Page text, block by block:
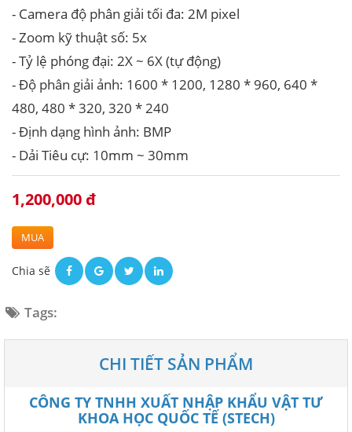
- Camera độ phân giải tối đa: 2M pixel
- Zoom kỹ thuật số: 5x
- Tỷ lệ phóng đại: 2X ~ 6X (tự động)
- Độ phân giải ảnh: 1600 * 1200, 1280 * 960, 640 *
480, 480 * 320, 320 * 240
- Định dạng hình ảnh: BMP
- Dải Tiêu cự: 10mm ~ 30mm
1,200,000 đ
MUA
Chia sẽ
Tags:
CHI TIẾT SẢN PHẨM
CÔNG TY TNHH XUẤT NHẬP KHẨU VẬT TƯ
KHOA HỌC QUỐC TẾ (STECH)